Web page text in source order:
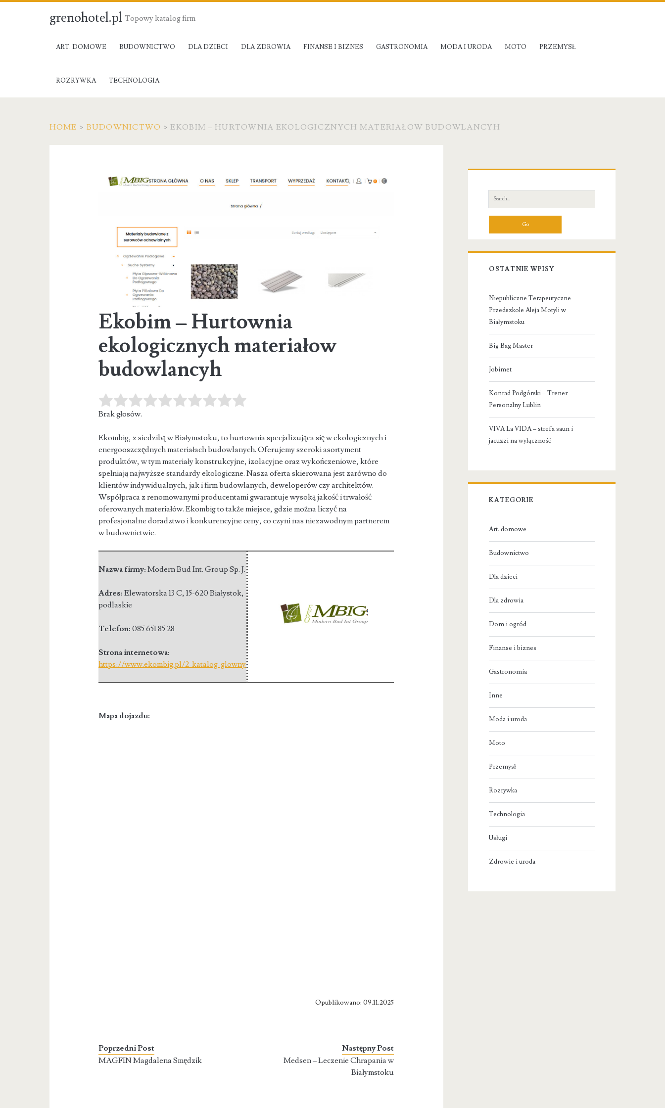
grenohotel.pl Topowy katalog firm
ART. DOMOWE BUDOWNICTWO DLA DZIECI DLA ZDROWIA FINANSE I BIZNES GASTRONOMIA MODA I URODA MOTO PRZEMYSŁ
ROZRYWKA TECHNOLOGIA
HOME > BUDOWNICTWO >EKOBIM – HURTOWNIA EKOLOGICZNYCH MATERIAŁOW BUDOWLANCYH
Ekobim – Hurtownia
ekologicznych materiałow
budowlancyh
Brak głosów.
Ekombig, z siedzibą w Białymstoku, to hurtownia specjalizująca się w ekologicznych i
energooszczędnych materiałach budowlanych. Oferujemy szeroki asortyment
produktów, wtym materiały konstrukcyjne, izolacyjne oraz wykończeniowe, które
spełniają najwyższe standardy ekologiczne. Nasza oferta skierowana jest zarówno do
klientów indywidualnych, jak i firm budowlanych, deweloperów czy architektów.
Współpraca z renomowanymi producentami gwarantuje wysoką jakość i trwałość
oferowanych materiałów. Ekombig to także miejsce, gdzie można liczyć na
profesjonalne doradztwo i konkurencyjne ceny, co czyni nas niezawodnym partnerem
w budownictwie.
Nazwa firmy:Modern Bud Int. Group Sp. J.
Adres:Elewatorska 13 C,15-620 Białystok,
podlaskie
Telefon:085 651 85 28
Strona internetowa:
https://www.ekombig.pl/2-katalog-glowny
Mapa dojazdu:
Opublikowano: 09.11.2025
Poprzedni Post
MAGFIN Magdalena Smędzik
Następny Post
Medsen – Leczenie Chrapania w
Białymstoku
Sidebar
Search
for:
OSTATNIE WPISY
Niepubliczne Terapeutyczne
Przedszkole Aleja Motyli w
Białymstoku
Big Bag Master
Jobimet
Konrad Podgórski – Trener
Personalny Lublin
VIVA La VIDA – strefa saun i
jacuzzi na wyłączność
KATEGORIE
Art. domowe
Budownictwo
Dla dzieci
Dla zdrowia
Dom i ogród
Finanse i biznes
Gastronomia
Inne
Moda i uroda
Moto
Przemysł
Rozrywka
Technologia
Usługi
Zdrowie i uroda